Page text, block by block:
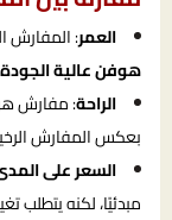
العمر: المفارش
هوفن عالية الجودة
الراحة: مفارش
بعكس المفارش
السعر على
مبدئيًا، لكنه يتطلب